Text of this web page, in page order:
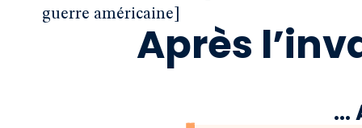
guerre américaine]
Après
...